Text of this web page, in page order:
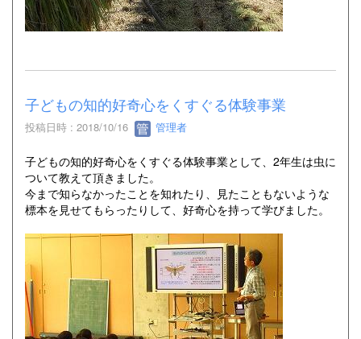
子どもの知的好奇心をくすぐる体験事業
投稿日時 : 2018/10/16 管理者
子どもの知的好奇心をくすぐる体験事業として、2年生は虫に
ついて教えて頂きました。
今まで知らなかったことを知れたり、見たこともないような
標本を見せてもらったりして、好奇心を持って学びました。